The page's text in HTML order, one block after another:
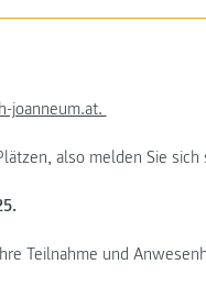
joanneum.at.
also melden Sie
Teilnahme und